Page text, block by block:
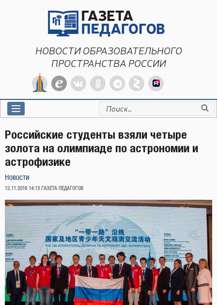
НОВОСТИ ОБРАЗОВАТЕЛЬНОГО
ПРОСТРАНСТВА РОССИИ
Искать:
Российские студенты взяли четыре
золота на олимпиаде по астрономии и
астрофизике
Новости
ОПУБЛИКОВАНО
12.11.2018 14:13 ГАЗЕТА ПЕДАГОГОВ